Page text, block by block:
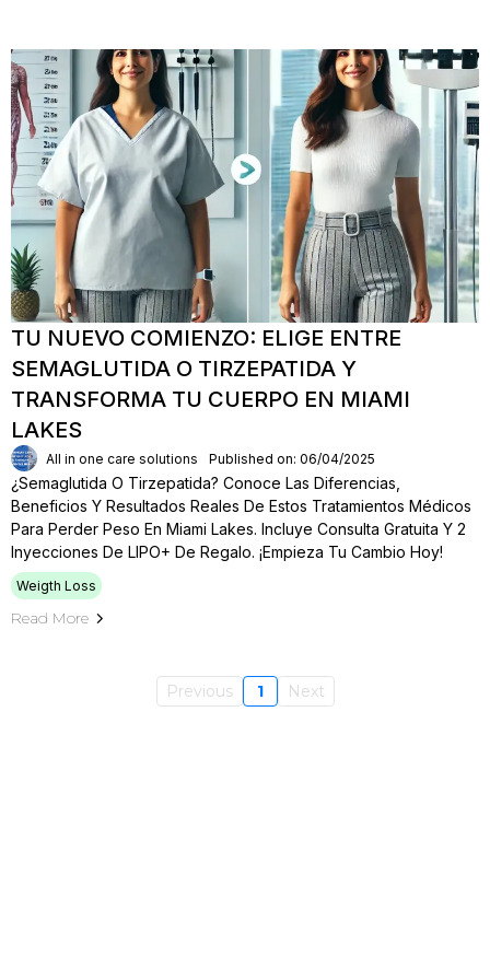
TU NUEVO COMIENZO: ELIGE ENTRE
SEMAGLUTIDA O TIRZEPATIDA Y
TRANSFORMA TU CUERPO EN MIAMI
LAKES
All in one care solutions Published on: 06/04/2025
¿Semaglutida O Tirzepatida? Conoce Las Diferencias,
Beneficios Y Resultados Reales De Estos Tratamientos Médicos
Para Perder Peso En Miami Lakes. Incluye Consulta Gratuita Y 2
Inyecciones De LIPO+ De Regalo. ¡Empieza Tu Cambio Hoy!
Weigth Loss
Read More
Previous 1 Next